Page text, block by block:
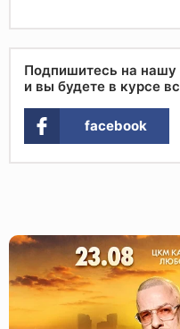
Подпишитесь на нашу
и вы будете в курсе
facebook